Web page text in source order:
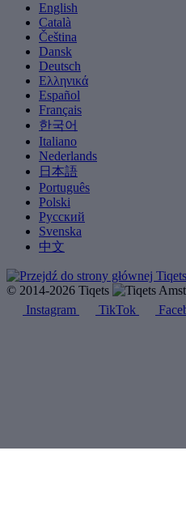
English
Català
Čeština
Dansk
Deutsch
Ελληνικά
Español
Français
한국어
Italiano
Nederlands
日本語
Português
Polski
Русский
Svenska
中文
© 2014-2026 Tiqets
Instagram
TikTok